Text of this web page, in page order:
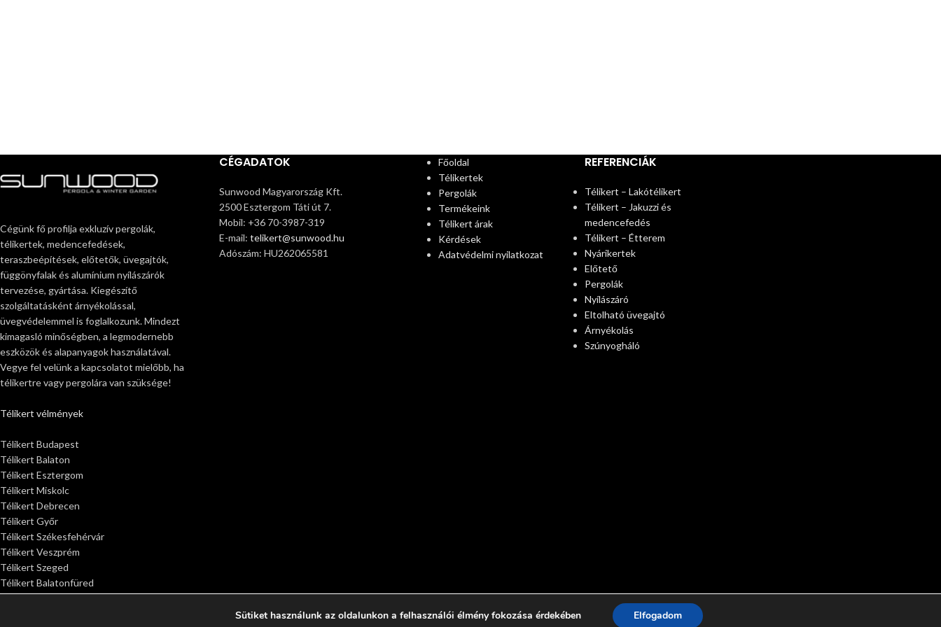
Cégünk fő profilja exkluzív pergolák,
télikertek, medencefedések,
teraszbeépítések, előtetők, üvegajtók,
függönyfalak és alumínium nyílászárók
tervezése, gyártása. Kiegészítő
szolgáltatásként árnyékolással,
üvegvédelemmel is foglalkozunk. Mindezt
kimagasló minőségben, a legmodernebb
eszközök és alapanyagok használatával.
Vegye fel velünk a kapcsolatot mielőbb, ha
télikertre vagy pergolára van szüksége!
Télikert vélmények
Télikert Budapest
Télikert Balaton
Télikert Esztergom
Télikert Miskolc
Télikert Debrecen
Télikert Győr
Télikert Székesfehérvár
Télikert Veszprém
Télikert Szeged
Télikert Balatonfüred
Télikert Siófok
CÉGADATOK
Sunwood Magyarország Kft.
2500 Esztergom Táti út 7.
Mobil: +36 70-3987-319
E-mail: telikert@sunwood.hu
Adószám: HU262065581
Főoldal
Télikertek
Pergolák
Termékeink
Télikert árak
Kérdések
Adatvédelmi nyilatkozat
REFERENCIÁK
Télikert – Lakótélikert
Télikert – Jakuzzi és
medencefedés
Télikert – Étterem
Nyárikertek
Előtető
Pergolák
Nyílászáró
Eltolható üvegajtó
Árnyékolás
Szúnyogháló
Sütiket használunk az oldalunkon a felhasználói élmény fokozása érdekében Elfogadom